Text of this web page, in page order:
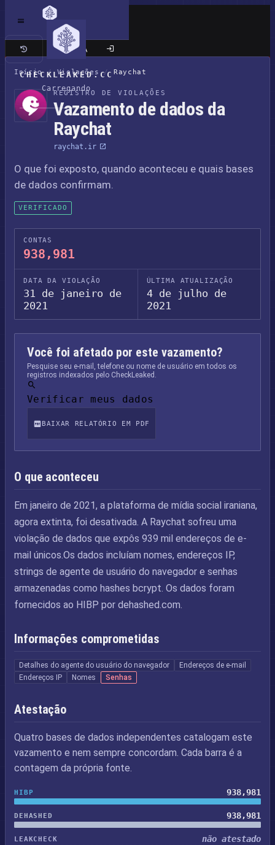
CHECKLEAKED.CC
Carregando
Site clássico
Início / Violações / Raychat
REGISTRO DE VIOLAÇÕES
Vazamento de dados da
Raychat
raychat.ir
O que foi exposto, quando aconteceu e quais bases
de dados confirmam.
VERIFICADO
CONTAS
938,981
DATA DA VIOLAÇÃO
31 de janeiro de
2021
ÚLTIMA ATUALIZAÇÃO
4 de julho de
2021
Você foi afetado por este vazamento?
Pesquise seu e-mail, telefone ou nome de usuário em todos os
registros indexados pelo CheckLeaked.
Verificar meus dados
BAIXAR RELATÓRIO EM PDF
O que aconteceu
Em janeiro de 2021, a plataforma de mídia social iraniana,
agora extinta, foi desativada. A Raychat sofreu uma
violação de dados que expôs 939 mil endereços de e-
mail únicos.Os dados incluíam nomes, endereços IP,
strings de agente de usuário do navegador e senhas
armazenadas como hashes bcrypt. Os dados foram
fornecidos ao HIBP por dehashed.com.
Informações comprometidas
Detalhes do agente do usuário do navegador
Endereços de e-mail
Endereços IP
Nomes Senhas
Atestação
Quatro bases de dados independentes catalogam este
vazamento e nem sempre concordam. Cada barra é a
contagem da própria fonte.
HIBP 938,981
DEHASHED 938,981
LEAKCHECK não atestado